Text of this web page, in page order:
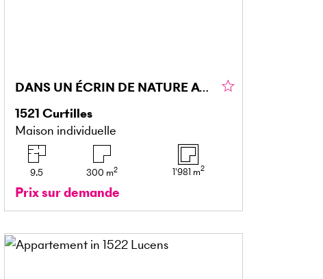
DANS UN ÉCRIN DE NATURE AVEC ECURIES !
1521 Curtilles
Maison individuelle
9.5 300 m2 1'981 m2
Prix sur demande